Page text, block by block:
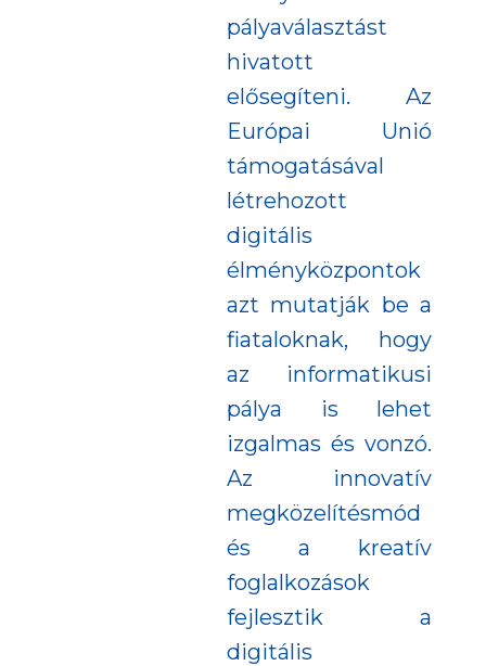
pályaválasztást
hivatott
elősegíteni. Az
Európai Unió
támogatásával
létrehozott
digitális
élményközpontok
azt mutatják be a
fiataloknak, hogy
az informatikusi
pálya is lehet
izgalmas és vonzó.
Az innovatív
megközelítésmód
és a kreatív
foglalkozások
fejlesztik a
digitális